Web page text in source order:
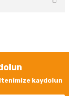
kaydolun